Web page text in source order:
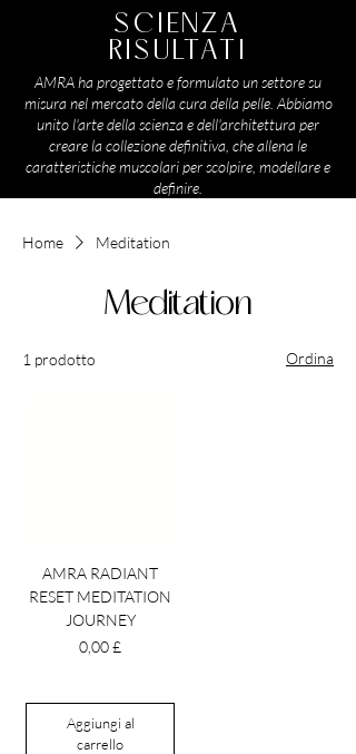
RISULTATI
SCIENZA
AMRA ha progettato e formulato un settore su
misura nel mercato della cura della pelle. Abbiamo
unito l'arte della scienza e dell'architettura per
creare la collezione definitiva, che allena le
caratteristiche muscolari per scolpire, modellare e
definire.
Home Meditation
Meditation
1 prodotto Ordina
AMRA RADIANT
RESET MEDITATION
JOURNEY
Prezzo
0,00 £
Aggiungi al
carrello